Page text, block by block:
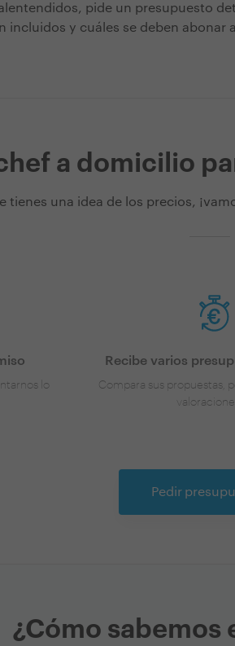
pide un presupuesto
incluidos y cuáles se deben abonar
a domicilio
tienes una idea de los precios,
lo
Recibe varios
Compara sus propuestas,
Pedir
¿Cómo sabemos